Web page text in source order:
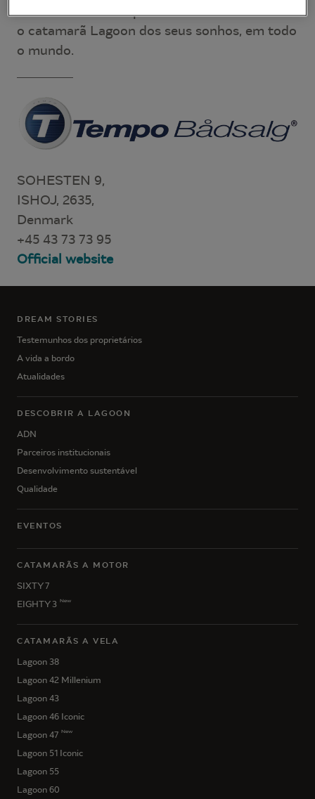
necessidades. Eles poderão informá-lo sobre
o catamarã Lagoon dos seus sonhos, em todo
o mundo.
SOHESTEN 9,
ISHOJ, 2635,
Denmark
+45 43 73 73 95
Official website
DREAM STORIES
Testemunhos dos proprietários
A vida a bordo
Atualidades
DESCOBRIR A LAGOON
ADN
Parceiros institucionais
Desenvolvimento sustentável
Qualidade
EVENTOS
CATAMARÃS A MOTOR
SIXTY 7
EIGHTY 3 New
CATAMARÃS A VELA
Lagoon 38
Lagoon 42 Millenium
Lagoon 43
Lagoon 46 Iconic
Lagoon 47 New
Lagoon 51 Iconic
Lagoon 55
Lagoon 60